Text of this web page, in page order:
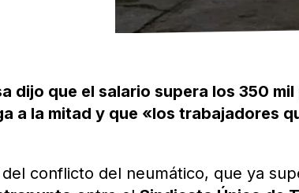
dijo que el salario supera los 350 mil
a la mitad y que «los trabajadores
conflicto del neumático, que ya